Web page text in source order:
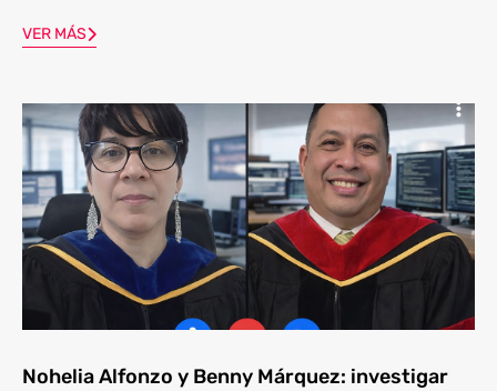
VER MÁS
Nohelia Alfonzo y Benny Márquez: investigar